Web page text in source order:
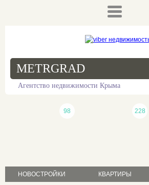
METRGRAD
Агентство недвижимости Крыма
НОВОСТРОЙКИ
98
КВАРТИРЫ
228